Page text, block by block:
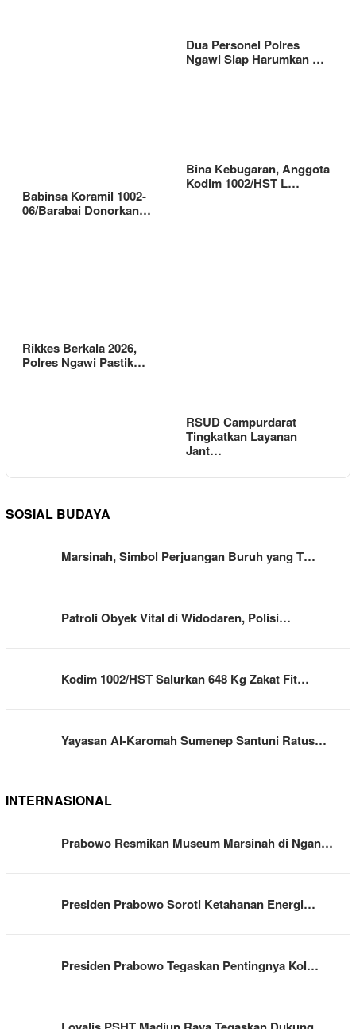
Dua Personel Polres
Ngawi Siap Harumkan …
Babinsa Koramil 1002-
06/Barabai Donorkan…
Bina Kebugaran, Anggota
Kodim 1002/HST L…
Rikkes Berkala 2026,
Polres Ngawi Pastik…
RSUD Campurdarat
Tingkatkan Layanan
Jant…
SOSIAL BUDAYA
Marsinah, Simbol Perjuangan Buruh yang T…
Patroli Obyek Vital di Widodaren, Polisi…
Kodim 1002/HST Salurkan 648 Kg Zakat Fit…
Yayasan Al-Karomah Sumenep Santuni Ratus…
INTERNASIONAL
Prabowo Resmikan Museum Marsinah di Ngan…
Presiden Prabowo Soroti Ketahanan Energi…
Presiden Prabowo Tegaskan Pentingnya Kol…